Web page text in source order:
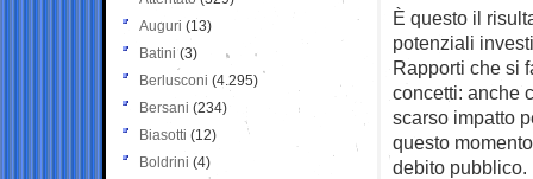
È questo il
potenziali
Rapporti che si
concetti: anche
scarso impatto
questo
debito pubblico.
Auguri (13)
Batini (3)
Berlusconi (4.295)
Bersani (234)
Biasotti (12)
Boldrini (4)